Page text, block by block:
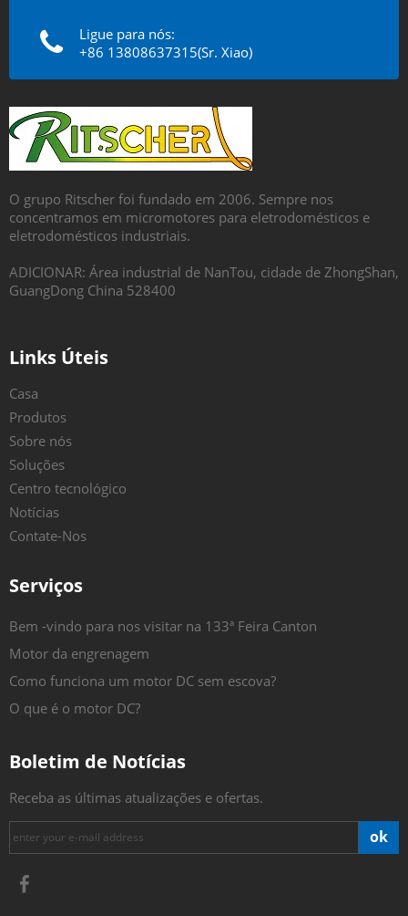
Ligue para nós:
+86 13808637315(Sr. Xiao)
O grupo Ritscher foi fundado em 2006. Sempre nos
concentramos em micromotores para eletrodomésticos e
eletrodomésticos industriais.
ADICIONAR: Área industrial de NanTou, cidade de ZhongShan,
GuangDong China 528400
Links Úteis
Casa
Produtos
Sobre nós
Soluções
Centro tecnológico
Notícias
Contate-Nos
Serviços
Bem -vindo para nos visitar na 133ª Feira Canton
Motor da engrenagem
Como funciona um motor DC sem escova?
O que é o motor DC?
Boletim de Notícias
Receba as últimas atualizações e ofertas.
ok